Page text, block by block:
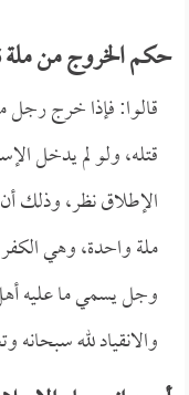
حكم الخروج من ملة
قالوا: فإذا خرج
قتله، ولو لم يدخل
الإطلاق نظر، وذلك أن
ملة واحدة، وهي
وجل يسمي ما عليه
والانقياد لله سبحانه